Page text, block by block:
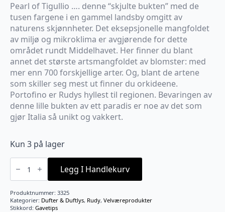
Pearl of Tigullio …. denne “skjulte bukten” med de
tusen fargene i en gammel landsby omgitt av
naturens skjønnheter. Det eksepsjonelle mangfoldet
av miljø og mikroklima er avgjørende for dette
området rundt Middelhavet. Her finner du blant
annet det største artsmangfoldet av blomster: med
mer enn 700 forskjellige arter. Og, blant de artene
som skiller seg mest ut finner du orkideene.
Portofino er Rudys hyllest til regionen. Bevaringen av
denne lille bukten av ett paradis er noe av det som
gjør Italia så unikt og vakkert.
Kun 3 på lager
Rudy
Duftpinner
Portofino
500ml
antall
Legg I Handlekurv
Produktnummer: 3325
Kategorier: Dufter & Duftlys, Rudy, Velværeprodukter
Stikkord: Gavetips